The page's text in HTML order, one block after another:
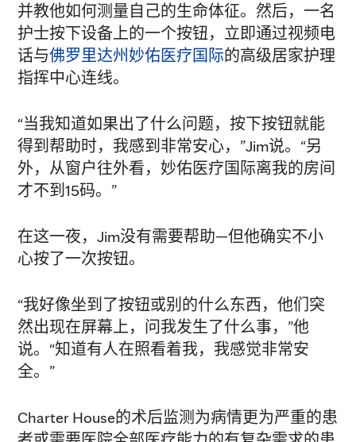
并教他如何测量自己的生命体征。然后，一名
护士按下设备上的一个按钮，立即通过视频电
话与佛罗里达州妙佑医疗国际的高级居家护理
指挥中心连线。
“当我知道如果出了什么问题，按下按钮就能
得到帮助时，我感到非常安心，”Jim说。“另
外，从窗户往外看，妙佑医疗国际离我的房间
才不到15码。”
在这一夜，Jim没有需要帮助—但他确实不小
心按了一次按钮。
“我好像坐到了按钮或别的什么东西，他们突
然出现在屏幕上，问我发生了什么事，”他
说。“知道有人在照看着我，我感觉非常安
全。”
Charter House的术后监测为病情更为严重的患